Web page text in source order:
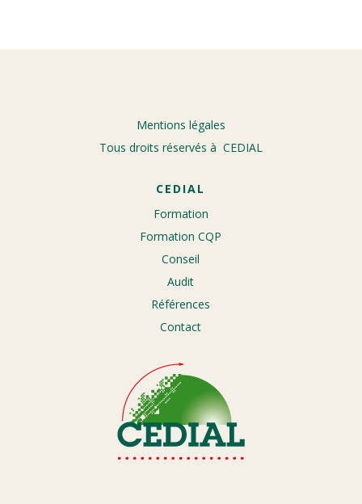
CEDIAL
Formation
Formation CQP
Conseil
Audit
Références
Contact
Mentions légales
Tous droits réservés à CEDIAL